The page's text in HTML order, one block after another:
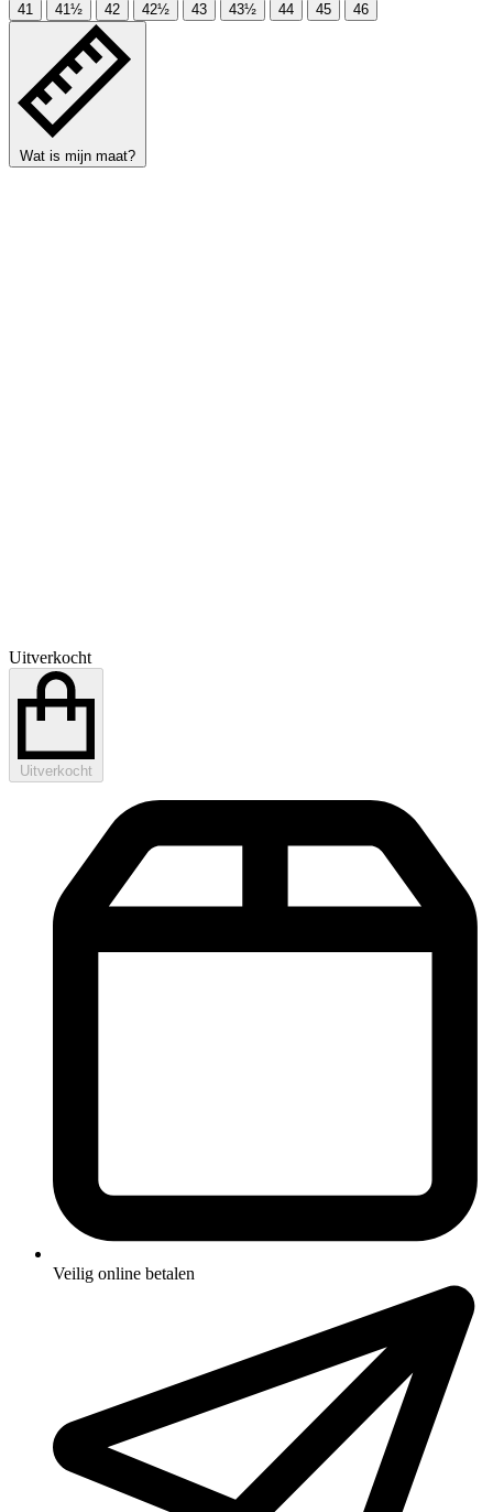
41 41½ 42 42½ 43 43½ 44 45 46
Wat is mijn maat?
Uitverkocht
Uitverkocht
Veilig online betalen